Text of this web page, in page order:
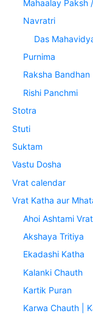
Mahaalay Paksh
Navratri
Das
Purnima
Raksha Bandhan
Rishi Panchmi
Stotra
Stuti
Suktam
Vastu Dosha
Vrat calendar
Vrat Katha aur
Ahoi Ashtami Vrat
Akshaya Tritiya
Ekadashi Katha
Kalanki Chauth
Kartik Puran
Karwa Chauth |